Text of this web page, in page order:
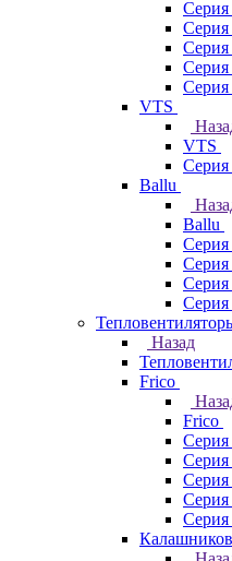
Серия
Серия
Серия
Серия
Серия
VTS
VTS
Ballu
Ballu
Серия
Серия
Назад
Frico
Frico
Серия
Калашников